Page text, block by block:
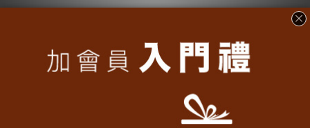
台灣T-shirt│台灣 Taiwan復古T-軍綠